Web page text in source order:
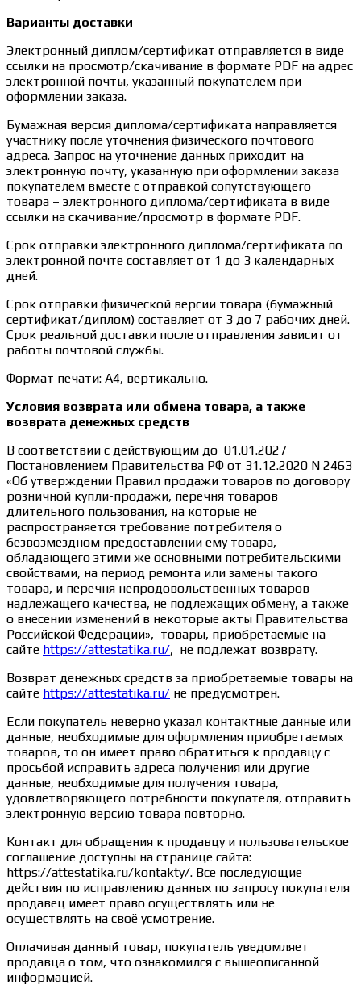
Варианты доставки
Электронный диплом/сертификат отправляется в виде
ссылки на просмотр/скачивание в формате PDF на адрес
электронной почты, указанный покупателем при
оформлении заказа.
Бумажная версия диплома/сертификата направляется
участнику после уточнения физического почтового
адреса. Запрос на уточнение данных приходит на
электронную почту, указанную при оформлении заказа
покупателем вместе с отправкой сопутствующего
товара – электронного диплома/сертификата в виде
ссылки на скачивание/просмотр в формате PDF.
Срок отправки электронного диплома/сертификата по
электронной почте составляет от 1 до 3 календарных
дней.
Срок отправки физической версии товара (бумажный
сертификат/диплом) составляет от 3 до 7 рабочих дней.
Срок реальной доставки после отправления зависит от
работы почтовой службы.
Формат печати: А4, вертикально.
Условия возврата или обмена товара, а также
возврата денежных средств
В соответствии с действующим до 01.01.2027
Постановлением Правительства РФ от 31.12.2020 N 2463
«Об утверждении Правил продажи товаров по договору
розничной купли-продажи, перечня товаров
длительного пользования, на которые не
распространяется требование потребителя о
безвозмездном предоставлении ему товара,
обладающего этими же основными потребительскими
свойствами, на период ремонта или замены такого
товара, и перечня непродовольственных товаров
надлежащего качества, не подлежащих обмену, а также
о внесении изменений в некоторые акты Правительства
Российской Федерации», товары, приобретаемые на
сайте https://attestatika.ru/, не подлежат возврату.
Возврат денежных средств за приобретаемые товары на
сайте https://attestatika.ru/ не предусмотрен.
Если покупатель неверно указал контактные данные или
данные, необходимые для оформления приобретаемых
товаров, то он имеет право обратиться к продавцу с
просьбой исправить адреса получения или другие
данные, необходимые для получения товара,
удовлетворяющего потребности покупателя, отправить
электронную версию товара повторно.
Контакт для обращения к продавцу и пользовательское
соглашение доступны на странице сайта:
https://attestatika.ru/kontakty/. Все последующие
действия по исправлению данных по запросу покупателя
продавец имеет право осуществлять или не
осуществлять на своё усмотрение.
Оплачивая данный товар, покупатель уведомляет
продавца о том, что ознакомился с вышеописанной
информацией.